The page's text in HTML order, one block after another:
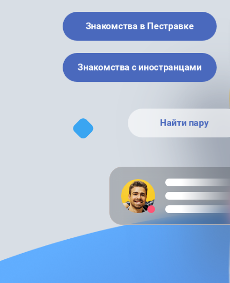
Знакомства в Пестравке
Знакомства с иностранцами
Найти пару